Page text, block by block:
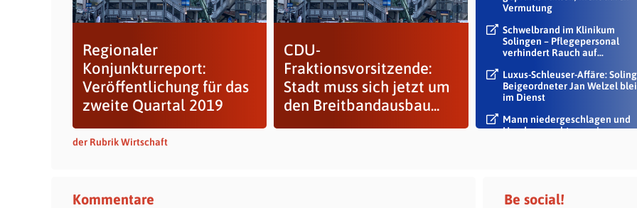
Regionaler
Konjunkturreport:
Veröffentlichung für das
zweite Quartal 2019
CDU-
Fraktionsvorsitzende:
Stadt muss sich jetzt um
den Breitbandausbau...
Vermutung
Schwelbrand im Klinikum
Solingen – Pflegepersonal
verhindert Rauch auf...
Luxus-Schleuser-Affäre:
Beigeordneter Jan Welzel
im Dienst
Mann niedergeschlagen und
Handy geraubt – zwei
der Rubrik Wirtschaft
Kommentare Be social!